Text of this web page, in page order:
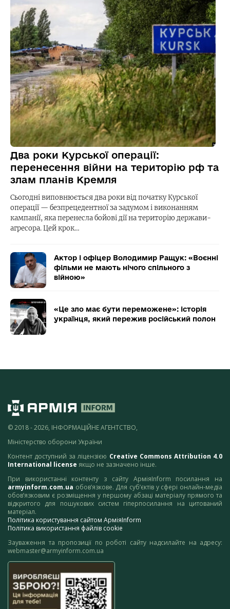
Два роки Курської операції:
перенесення війни на територію рф та
злам планів Кремля
Сьогодні виповнюється два роки від початку Курської
операції — безпрецедентної за задумом і виконанням
кампанії, яка перенесла бойові дії на територію держави-
агресора. Цей крок…
Актор і офіцер Володимир Ращук: «Воєнні
фільми не мають нічого спільного з
війною»
«Це зло має бути переможене»: історія
українця, який пережив російський полон
© 2018 - 2026, ІНФОРМАЦІЙНЕ АГЕНТСТВО,
Міністерство оборони України
Контент доступний за ліцензією Creative Commons Attribution 4.0
International license якщо не зазначено інше.
При використанні контенту з сайту АрміяInform посилання на
armyinform.com.ua обов’язкове. Для суб’єктів у сфері онлайн-медіа
обов’язковим є розміщення у першому абзаці матеріалу прямого та
відкритого для пошукових систем гіперпосилання на цитований
матеріал.
Політика користування сайтом АрміяInform
Політика використання файлів cookie
Зауваження та пропозиції по роботі сайту надсилайте на адресу:
webmaster@armyinform.com.ua